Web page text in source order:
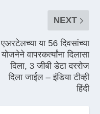
NEXT
एअरटेलच्या या 56 दिवसांच्या
योजनेने वापरकर्त्यांना दिलासा
दिला, 3 जीबी डेटा दररोज
दिला जाईल – इंडिया टीव्ही
हिंदी